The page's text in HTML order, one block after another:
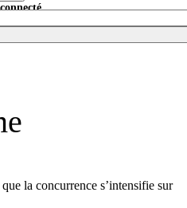
la concurrence s’intensifie sur